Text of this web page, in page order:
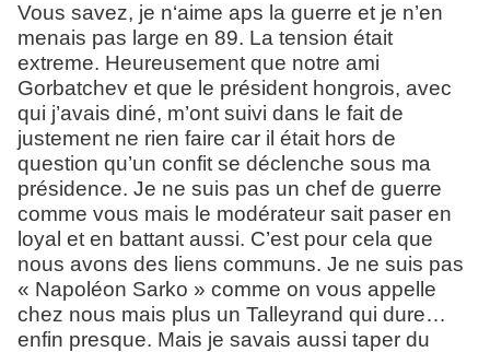
Vous savez, je n‘aime aps la guerre et je n’en
menais pas large en 89. La tension était
extreme. Heureusement que notre ami
Gorbatchev et que le président hongrois, avec
qui j’avais diné, m’ont suivi dans le fait de
justement ne rien faire car il était hors de
question qu’un confit se déclenche sous ma
présidence. Je ne suis pas un chef de guerre
comme vous mais le modérateur sait paser en
loyal et en battant aussi. C’est pour cela que
nous avons des liens communs. Je ne suis pas
« Napoléon Sarko » comme on vous appelle
chez nous mais plus un Talleyrand qui dure…
enfin presque. Mais je savais aussi taper du